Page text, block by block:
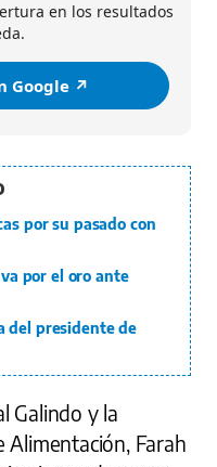
en los resultados
Google ↗️
por su pasado con
por el oro ante
del presidente de
Galindo y la
Alimentación, Farah